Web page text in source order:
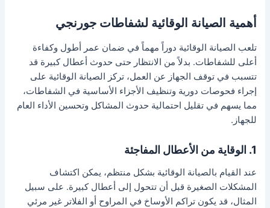
أهمية الصيانة الوقائية لشفاطات جورنجي
تلعب الصيانة الوقائية دوراً مهماً في ضمان عمر أطول وكفاءة
أعلى للشفاطات. بدلاً من الانتظار حتى حدوث أعطال كبيرة قد
تتسبب في توقف الجهاز عن العمل، تركز الصيانة الوقائية على
إجراء فحوصات دورية وتنظيف الأجزاء الأساسية في الشفاطات،
مما يسهم في تقليل احتمالية حدوث المشاكل وتحسين الأداء العام
للجهاز.
1. الوقاية من الأعطال المفاجئة
عند القيام بالصيانة الوقائية بشكل منتظم، يمكن اكتشاف
المشكلات الصغيرة قبل أن تتحول إلى أعطال كبيرة. على سبيل
المثال، قد يكون تراكم الأوساخ في المراوح أو الفلاتر غير مرئي